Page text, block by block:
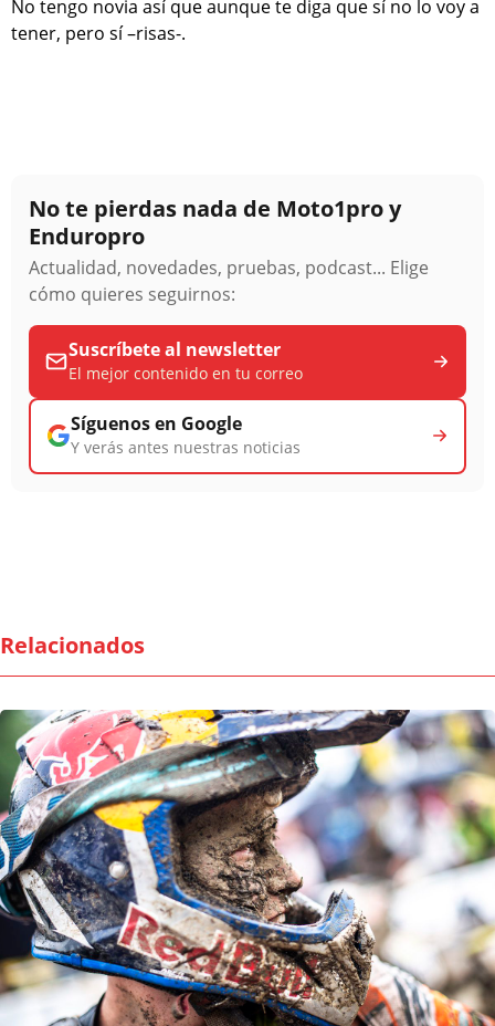
No tengo novia así que aunque te diga que sí no lo voy a
tener, pero sí –risas-.
No te pierdas nada de Moto1pro y
Enduropro
Actualidad, novedades, pruebas, podcast... Elige
cómo quieres seguirnos:
Suscríbete al newsletter
El mejor contenido en tu correo
Síguenos en Google
Y verás antes nuestras noticias
Relacionados